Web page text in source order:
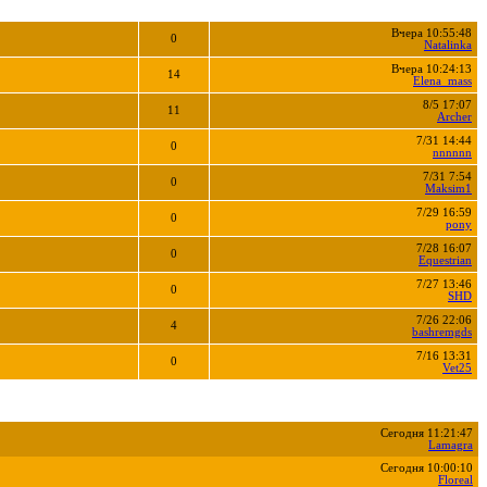
0
Вчера 10:55:48
Natalinka
14
Вчера 10:24:13
Elena_mass
11
8/5 17:07
Archer
0
7/31 14:44
nnnnnn
0
7/31 7:54
Maksim1
0
7/29 16:59
pony
0
7/28 16:07
Equestrian
0
7/27 13:46
SHD
4
7/26 22:06
bashremgds
0
7/16 13:31
Vet25
Сегодня 11:21:47
Lamagra
Сегодня 10:00:10
Floreal